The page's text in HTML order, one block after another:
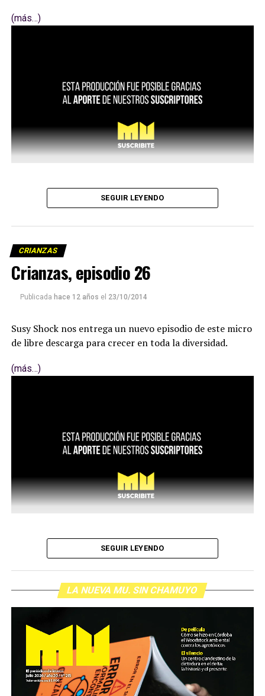
(más…)
SEGUIR LEYENDO
CRIANZAS
Crianzas, episodio 26
Publicada hace 12 años el 23/10/2014
Susy Shock nos entrega un nuevo episodio de este micro
de libre descarga para crecer en toda la diversidad.
(más…)
SEGUIR LEYENDO
LA NUEVA MU. SIN CHAMUYO